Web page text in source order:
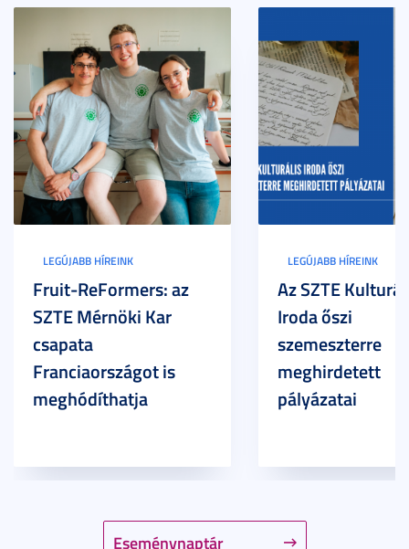
Eseménynaptár
LEGÚJABB HÍREINK
Fruit-ReFormers: az
SZTE Mérnöki Kar
csapata
Franciaországot is
meghódíthatja
LEGÚJABB HÍREINK
Az SZTE
Iroda őszi
szemeszterre
meghirdetett
pályázatai